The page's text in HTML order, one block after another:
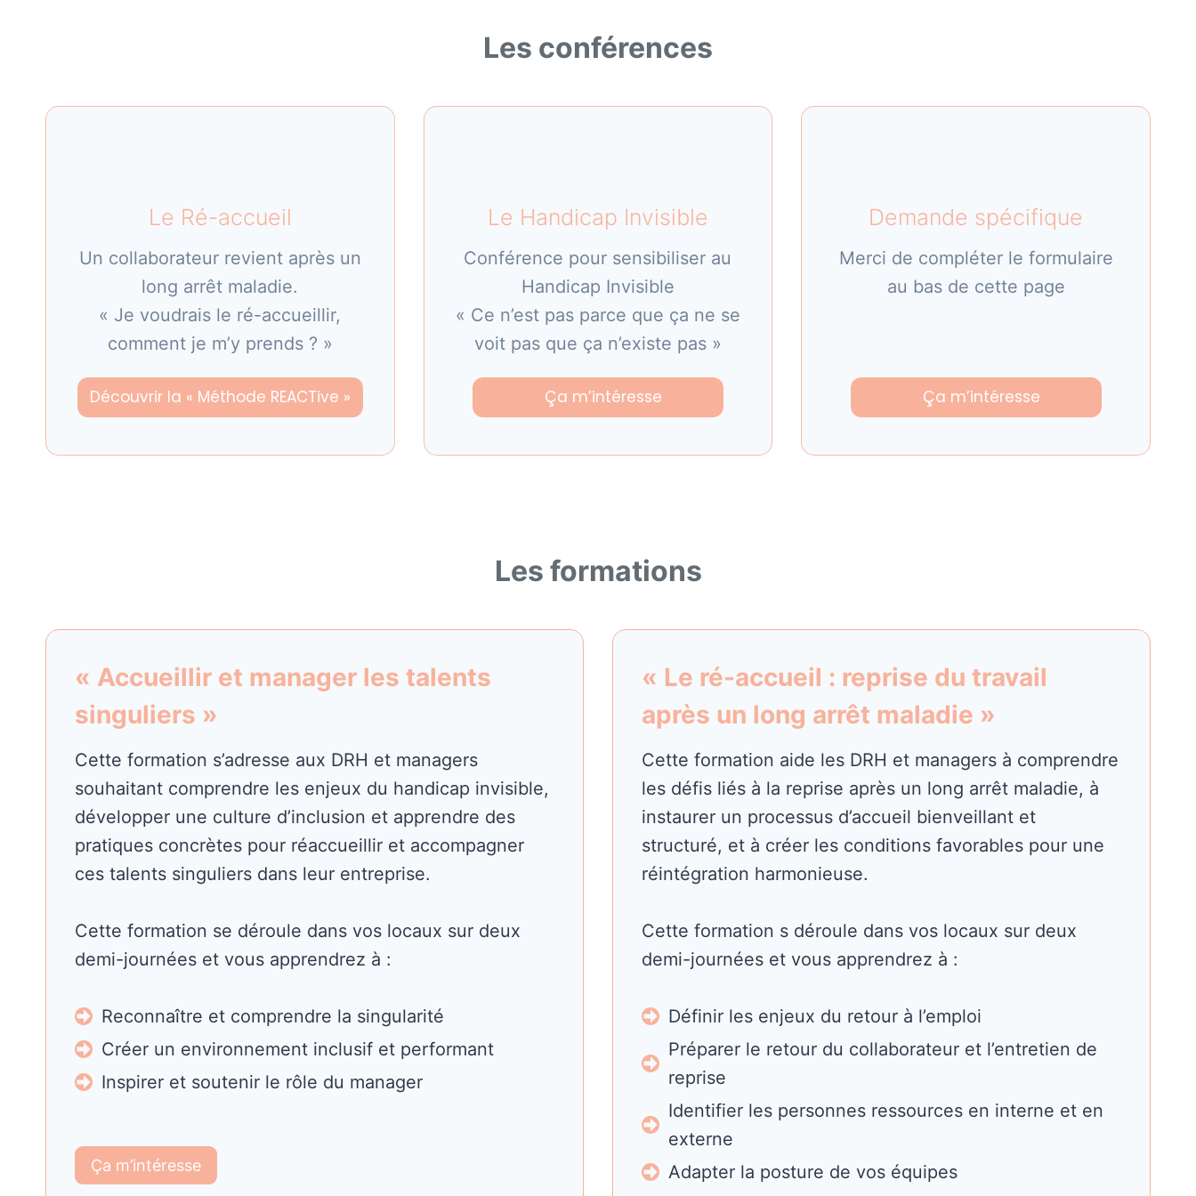
Les conférences
Le Ré-accueil
Un collaborateur revient après un
long arrêt maladie.
« Je voudrais le ré-accueillir,
comment je m’y prends ? »
Découvrir la « Méthode REACTive »
Le Handicap Invisible
Conférence pour sensibiliser au
Handicap Invisible
« Ce n’est pas parce que ça ne se
voit pas que ça n’existe pas »
Ça m’intéresse
Demande spécifique
Merci de compléter le formulaire
au bas de cette page
Ça m’intéresse
Les formations
« Accueillir et manager les talents
singuliers »
Cette formation s’adresse aux DRH et managers
souhaitant comprendre les enjeux du handicap invisible,
développer une culture d’inclusion et apprendre des
pratiques concrètes pour réaccueillir et accompagner
ces talents singuliers dans leur entreprise.
Cette formation se déroule dans vos locaux sur deux
demi-journées et vous apprendrez à :
Reconnaître et comprendre la singularité
Créer un environnement inclusif et performant
Inspirer et soutenir le rôle du manager
Ça m’intéresse
« Le ré-accueil : reprise du travail
après un long arrêt maladie »
Cette formation aide les DRH et managers à comprendre
les défis liés à la reprise après un long arrêt maladie, à
instaurer un processus d’accueil bienveillant et
structuré, et à créer les conditions favorables pour une
réintégration harmonieuse.
Cette formation s déroule dans vos locaux sur deux
demi-journées et vous apprendrez à :
Définir les enjeux du retour à l’emploi
Préparer le retour du collaborateur et l’entretien de
reprise
Identifier les personnes ressources en interne et en
externe
Adapter la posture de vos équipes